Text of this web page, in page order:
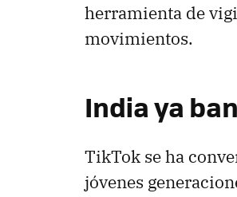
herramienta de
movimientos.
India ya
TikTok se ha
jóvenes